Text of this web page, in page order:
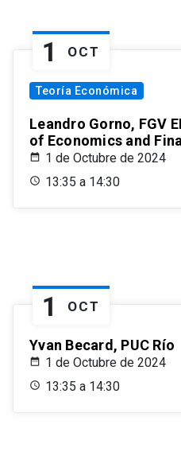
1 OCT
Teoría Económica
Leandro Gorno, FGV
of Economics and
1 de Octubre de 2024
13:35 a 14:30
1 OCT
Yvan Becard, PUC Río
1 de Octubre de 2024
13:35 a 14:30